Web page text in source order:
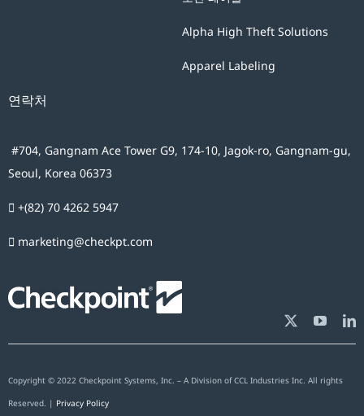
Alpha High Theft Solutions
Apparel Labeling
연락처
#704, Gangnam Ace Tower G9, 174-10, Jagok-ro, Gangnam-gu,
Seoul, Korea 06373
+(82) 70 4262 5947
marketing@checkpt.com
Copyright © 2022 Checkpoint Systems, Inc. – A Division of CCL Industries Inc. All rights
Reserved. | Privacy Policy